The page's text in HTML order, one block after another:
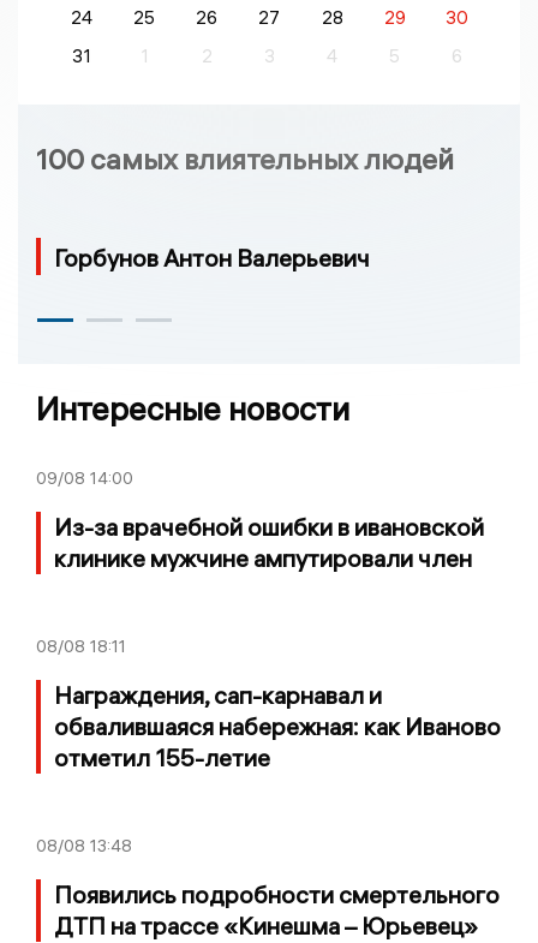
24
25 26 27 28 29
30
31
1 2 3 4 5 6
100 самых влиятельных людей
Горбунов Антон Валерьевич
Интересные новости
09/08 14:00
Из-за врачебной ошибки в ивановской
клинике мужчине ампутировали член
08/08 18:11
Награждения, сап-карнавал и
обвалившаяся набережная: как Иваново
отметил 155-летие
08/08 13:48
Появились подробности смертельного
ДТП на трассе «Кинешма – Юрьевец»